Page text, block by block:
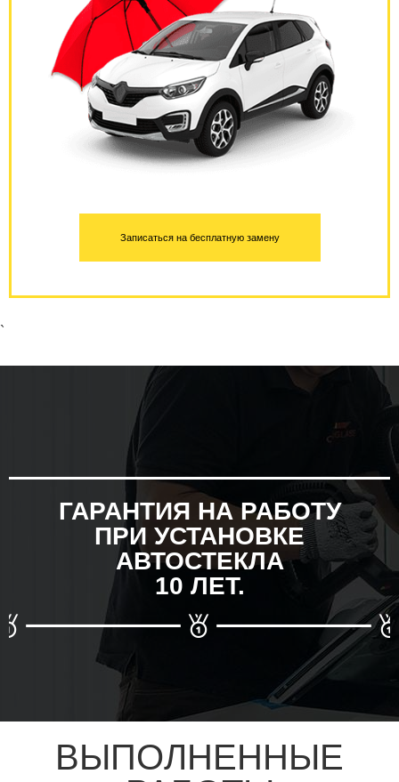
Записаться на бесплатную замену
`
ГАРАНТИЯ НА РАБОТУ
ПРИ УСТАНОВКЕ
АВТОСТЕКЛА
10 ЛЕТ.
ВЫПОЛНЕННЫЕ